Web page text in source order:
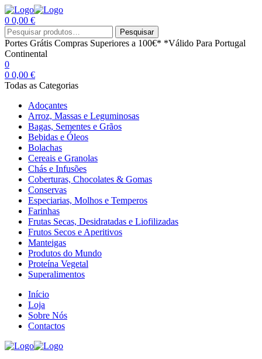
0 0,00 €
Menu
Procurar
por:
Pesquisar
Portes Grátis Compras Superiores a 100€* *Válido Para Portugal
Continental
0
0 0,00 €
Todas as Categorias
Adoçantes
Arroz, Massas e Leguminosas
Bagas, Sementes e Grãos
Bebidas e Óleos
Bolachas
Cereais e Granolas
Chás e Infusões
Coberturas, Chocolates & Gomas
Conservas
Especiarias, Molhos e Temperos
Farinhas
Frutas Secas, Desidratadas e Liofilizadas
Frutos Secos e Aperitivos
Manteigas
Produtos do Mundo
Proteína Vegetal
Superalimentos
Início
Loja
Sobre Nós
Contactos